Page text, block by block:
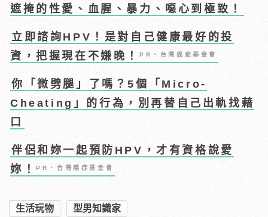
遮掩的性愛、血腥、暴力、噁心到極致！
立即諮詢HPV！是對自己健康最好的投
資，把握現在不嫌晚！PR・台灣癌症基金會
你「微劈腿」了嗎？5個「Micro-
Cheating」的行為，別再替自己出軌找藉
口
伴侶和妳一起預防HPV，才有資格說愛
妳！PR・台灣癌症基金會
生活玩物 型男知識家